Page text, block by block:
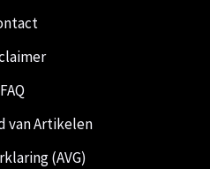
FAQ
van Artikelen
(AVG)